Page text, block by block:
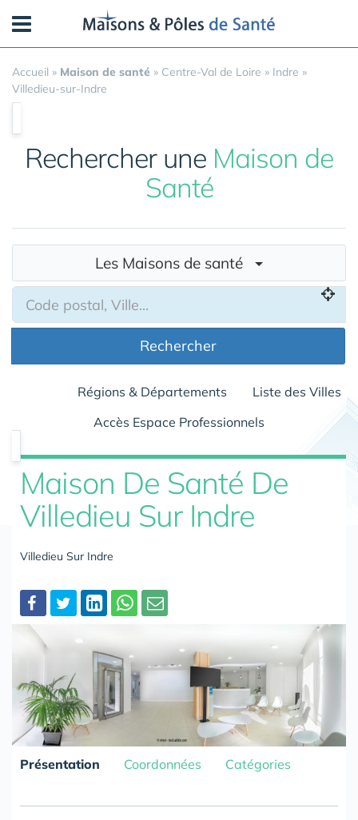
Accueil » Maison de santé » Centre-Val de Loire » Indre »
Villedieu-sur-Indre
Rechercher une Maison de
Santé
Les Maisons de santé
Rechercher
Régions & Départements
Liste des Villes
Accès Espace Professionnels
Maison De Santé De
Villedieu Sur Indre
Villedieu Sur Indre
Partager
Présentation Coordonnées Catégories
Panneau de gestion des cookies